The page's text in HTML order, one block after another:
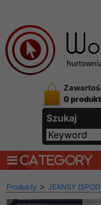
0
Szukaj
CATEGORY
Produkty > JEANSY